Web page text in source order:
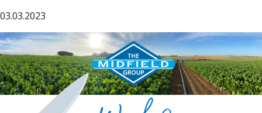
03.03.2023